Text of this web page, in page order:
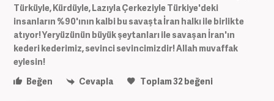
Türküyle, Kürdüyle, Lazıyla Çerkeziyle Türkiye'deki
insanların %90'ının kalbi bu savaşta İran halkı ile birlikte
atıyor! Yeryüzünün büyük şeytanları ile savaşan İran'ın
kederi kederimiz, sevinci sevincimizdir! Allah muvaffak
eylesin!
Beğen
Cevapla Toplam32beğeni